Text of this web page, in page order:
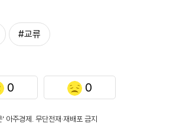
#교류
0 0
주경제. 무단전재·재배포 금지